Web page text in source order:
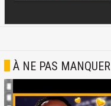
À NE PAS MANQUER